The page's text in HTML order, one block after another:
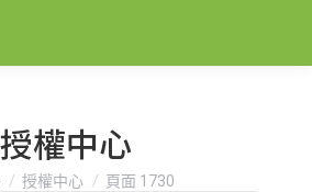
授權中心
here:
授權中心 頁面 1730